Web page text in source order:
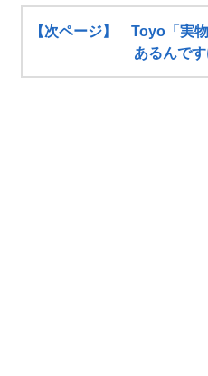
【次ページ】 Toyo「実
あるんです